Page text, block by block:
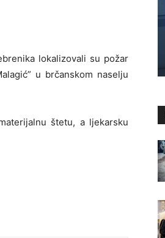
lokalizovali su požar
u brčanskom naselju
štetu, a ljekarsku